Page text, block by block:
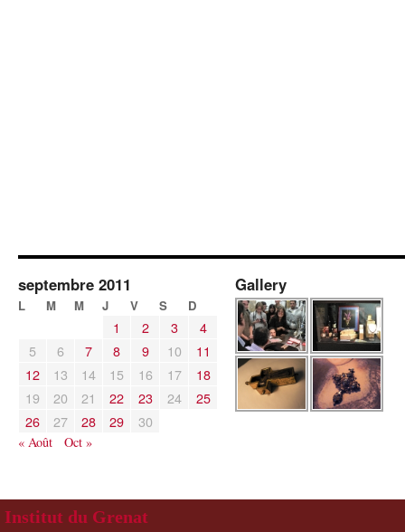
septembre 2011
L M M J V S D
1 2 3
4
5
6 7 8 9 10
11
12
13 14 15 16 17
18
19
20 21 22 23 24
25
26
27 28 29 30
« Août Oct »
Gallery
Institut du Grenat